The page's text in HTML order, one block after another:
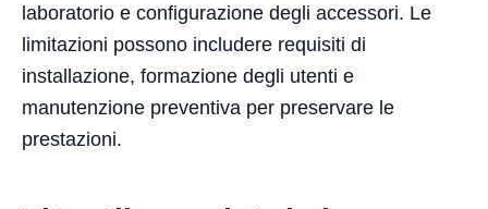
laboratorio e configurazione degli accessori. Le
limitazioni possono includere requisiti di
installazione, formazione degli utenti e
manutenzione preventiva per preservare le
prestazioni.